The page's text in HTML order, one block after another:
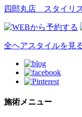
四郎丸店 スタイ
全ヘアスタイルを見
施術メニュー